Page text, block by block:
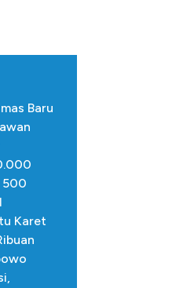
Baru
500
Karet